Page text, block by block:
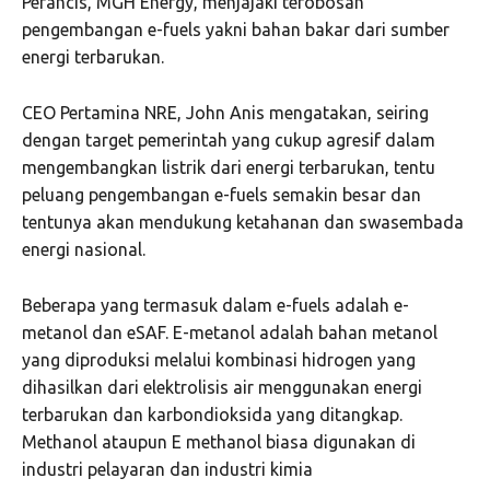
pengembangan e-fuels yakni bahan bakar dari sumber
energi terbarukan.
CEO Pertamina NRE, John Anis mengatakan, seiring
dengan target pemerintah yang cukup agresif dalam
mengembangkan listrik dari energi terbarukan, tentu
peluang pengembangan e-fuels semakin besar dan
tentunya akan mendukung ketahanan dan swasembada
energi nasional.
Beberapa yang termasuk dalam e-fuels adalah e-
metanol dan eSAF. E-metanol adalah bahan metanol
yang diproduksi melalui kombinasi hidrogen yang
dihasilkan dari elektrolisis air menggunakan energi
terbarukan dan karbondioksida yang ditangkap.
Methanol ataupun E methanol biasa digunakan di
industri pelayaran dan industri kimia